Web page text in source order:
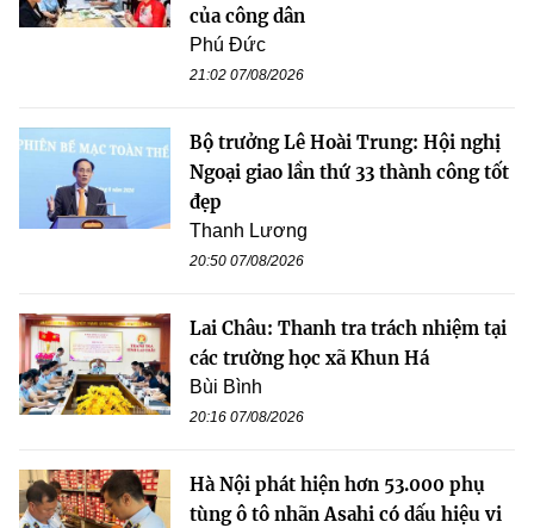
của công dân
Phú Đức
21:02 07/08/2026
Bộ trưởng Lê Hoài Trung: Hội nghị
Ngoại giao lần thứ 33 thành công tốt
đẹp
Thanh Lương
20:50 07/08/2026
Lai Châu: Thanh tra trách nhiệm tại
các trường học xã Khun Há
Bùi Bình
20:16 07/08/2026
Hà Nội phát hiện hơn 53.000 phụ
tùng ô tô nhãn Asahi có dấu hiệu vi